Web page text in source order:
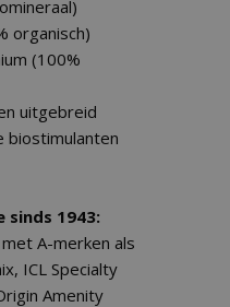
organisch)
(100%
uitgebreid
biostimulanten
1943:
A-merken als
ICL Specialty
Amenity